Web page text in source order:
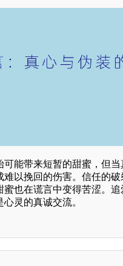
可能带来短暂的甜蜜，但当
难以挽回的伤害。信任的
蜜也在谎言中变得苦涩。追
灵的真诚交流。